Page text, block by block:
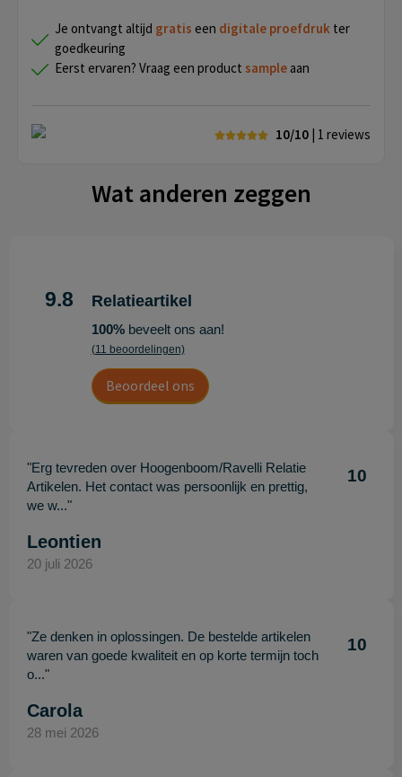
Je ontvangt altijd gratis een digitale proefdruk ter
goedkeuring
Eerst ervaren? Vraag een product sample aan
10/10 | 1 reviews
Wat anderen zeggen
9.8 Relatieartikel
100%beveelt ons aan!
(11 beoordelingen)
Beoordeel ons
"Erg tevreden over Hoogenboom/Ravelli Relatie
Artikelen. Het contact was persoonlijk en prettig,
we w..."
10
Leontien
20 juli 2026
"Ze denken in oplossingen. De bestelde artikelen
waren van goede kwaliteit en op korte termijn toch
o..."
10
Carola
28 mei 2026